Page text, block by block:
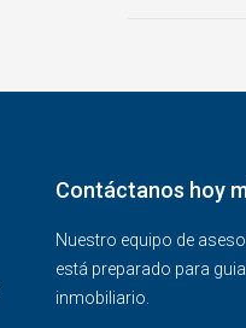
Contáctanos hoy
Nuestro equipo de
está preparado para
inmobiliario.